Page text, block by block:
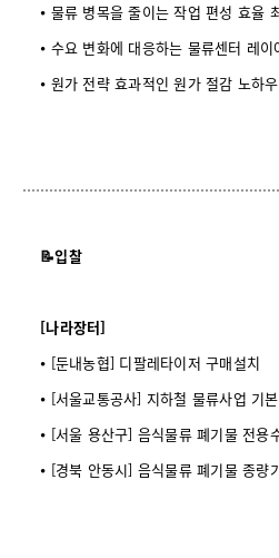
⦁ 물류 병목을 줄이는 작업 편성 효율
⦁ 수요 변화에 대응하는 물류센터 레이
⦁ 원가 전략 효과적인 원가 절감 노하우
📝입찰
[나라장터]
⦁ [둔내농협] 디팔레타이저 구매설치
⦁ [서울교통공사] 지하철 물류사업 기
⦁ [서울 용산구] 음식물류 폐기물 전용
⦁ [경북 안동시] 음식물류 폐기물 종량